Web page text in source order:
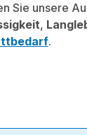
Sie unsere
,
.